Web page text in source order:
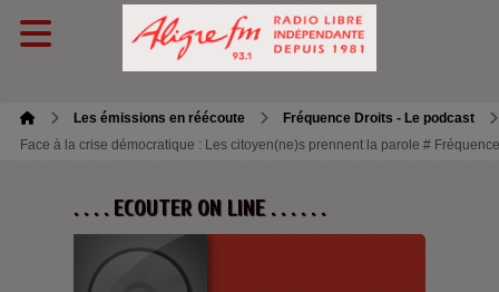
Les émissions en réécoute
Fréquence Droits - Le podcast
Face à la crise démocratique : Les citoyen(ne)s prennent la parole #
. . . . ECOUTER ON LINE . . . . . .